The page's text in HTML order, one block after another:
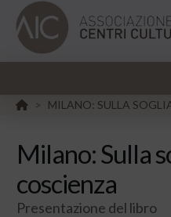
HOME
> MILANO: SULLA
Milano: Sulla
coscienza
Presentazione del libro